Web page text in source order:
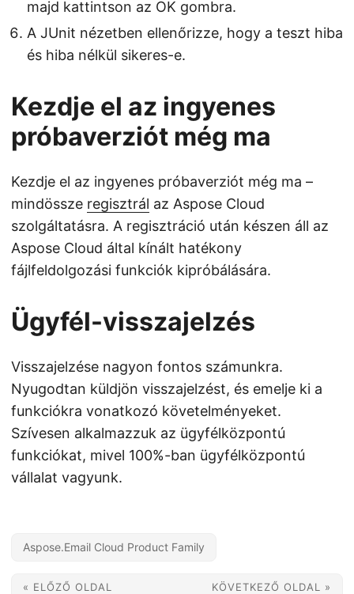
majd kattintson az OK gombra.
A JUnit nézetben ellenőrizze, hogy a teszt hiba
és hiba nélkül sikeres-e.
Kezdje el az ingyenes
próbaverziót még ma
Kezdje el az ingyenes próbaverziót még ma –
mindössze regisztrál az Aspose Cloud
szolgáltatásra. A regisztráció után készen áll az
Aspose Cloud által kínált hatékony
fájlfeldolgozási funkciók kipróbálására.
Ügyfél-visszajelzés
Visszajelzése nagyon fontos számunkra.
Nyugodtan küldjön visszajelzést, és emelje ki a
funkciókra vonatkozó követelményeket.
Szívesen alkalmazzuk az ügyfélközpontú
funkciókat, mivel 100%-ban ügyfélközpontú
vállalat vagyunk.
Aspose.Email Cloud Product Family
« ELŐZŐ OLDAL KÖVETKEZŐ OLDAL »